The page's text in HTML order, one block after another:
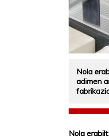
Nola
adimen
Nola